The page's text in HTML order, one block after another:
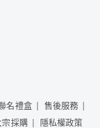
名禮盒
售後服務
宗採購 隱私權政策